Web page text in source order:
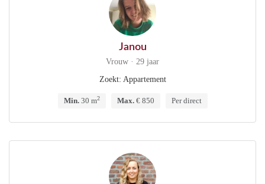
Janou
Vrouw · 29 jaar
Zoekt: Appartement
Min.30 m2 Max.€ 850 Per direct